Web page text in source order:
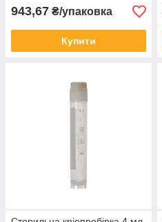
943,67 ₴/упаковка
Купити